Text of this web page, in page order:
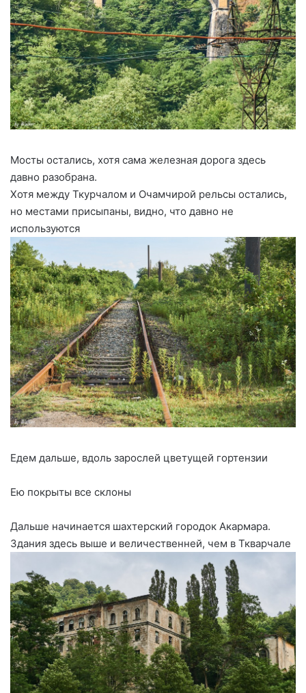
Мосты остались, хотя сама железная дорога здесь
давно разобрана.
Хотя между Ткурчалом и Очамчирой рельсы остались,
но местами присыпаны, видно, что давно не
используются
Едем дальше, вдоль зарослей цветущей гортензии
Ею покрыты все склоны
Дальше начинается шахтерский городок Акармара.
Здания здесь выше и величественней, чем в Ткварчале